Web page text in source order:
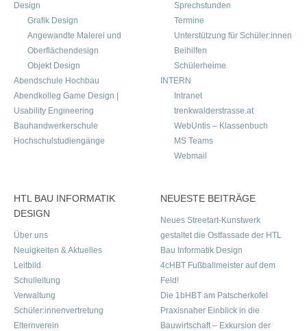
Design
Grafik Design
Angewandte Malerei und
Oberflächendesign
Objekt Design
Abendschule Hochbau
Abendkolleg Game Design |
Usability Engineering
Bauhandwerkerschule
Hochschulstudiengänge
Sprechstunden
Termine
Unterstützung für Schüler:innen
Beihilfen
Schülerheime
INTERN
Intranet
trenkwalderstrasse.at
WebUntis – Klassenbuch
MS Teams
Webmail
HTL BAU INFORMATIK
DESIGN
Über uns
Neuigkeiten & Aktuelles
Leitbild
Schulleitung
Verwaltung
Schüler:innenvertretung
Elternverein
NEUESTE BEITRÄGE
Neues Streetart-Kunstwerk
gestaltet die Ostfassade der HTL
Bau Informatik Design
4cHBT Fußballmeister auf dem
Feld!
Die 1bHBT am Patscherkofel
Praxisnaher Einblick in die
Bauwirtschaft – Exkursion der